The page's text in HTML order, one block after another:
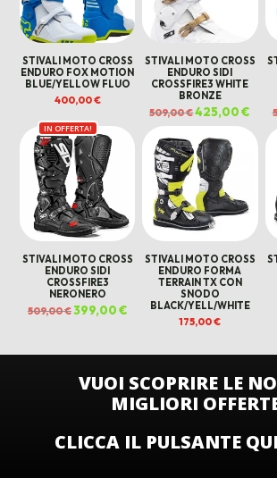
STIVALI MOTO CROSS
ENDURO FOX MOTION
BLUE/YELLOW FLUO
400,00€
STIVALI MOTO CROSS
ENDURO SIDI
CROSSFIRE3 WHITE
BRONZE
509,00€Il
prezzo
originale
era:
509,00 €.
425,00€
è:
IN OFFERTA!
STIVALI MOTO CROSS
ENDURO SIDI
CROSSFIRE3
NERONERO
509,00€ Il
prezzo
399,00€Il
prezzo
STIVALI MOTO CROSS
ENDURO FORMA
TERRAIN TX CON
SNODO
BLACK/YELL/WHITE
175,00€
VUOI SCOPRIRE LE
MIGLIORI
CLICCA IL PULSANTE